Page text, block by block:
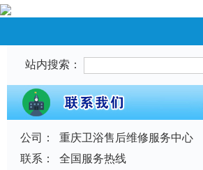
站内搜索：
公司：
重庆卫浴售后维修服务中心
联系：
全国服务热线